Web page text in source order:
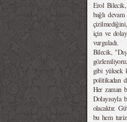
Erol Bilecik,
bağlı
için ve
vurguladı.
Bilecik,
gibi yüksek
politikadan
Her zaman
Dolayısıyla
olacaktır.
bu hem